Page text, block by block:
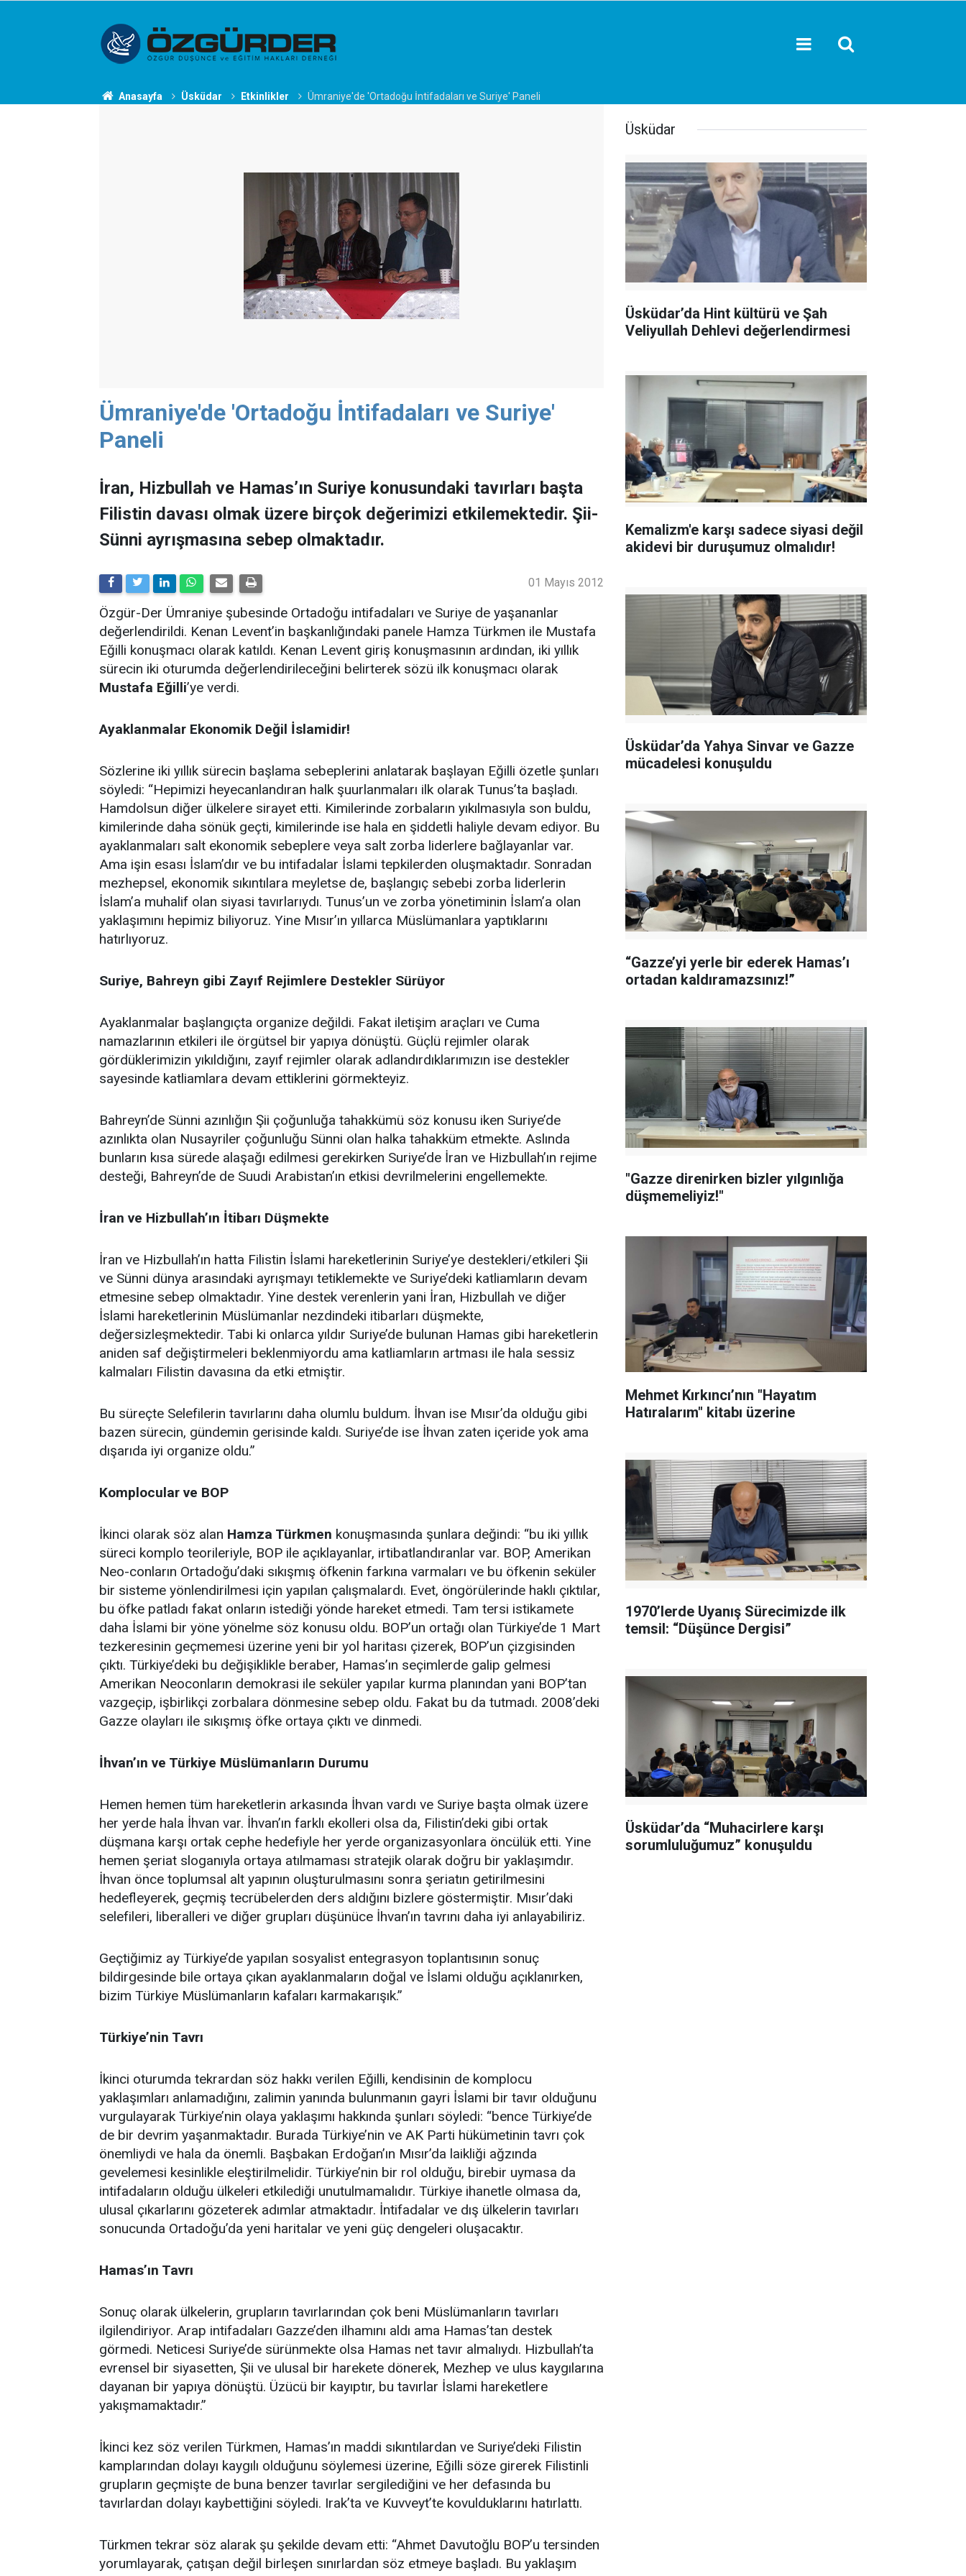
Anasayfa Üsküdar Etkinlikler Ümraniye'de 'Ortadoğu İntifadaları ve Suriye' Paneli
Ümraniye'de 'Ortadoğu İntifadaları ve Suriye'
Paneli
İran, Hizbullah ve Hamas’ın Suriye konusundaki tavırları başta
Filistin davası olmak üzere birçok değerimizi etkilemektedir. Şii-
Sünni ayrışmasına sebep olmaktadır.
01 Mayıs 2012
Özgür-Der Ümraniye şubesinde Ortadoğu intifadaları ve Suriye de yaşananlar
değerlendirildi. Kenan Levent’in başkanlığındaki panele Hamza Türkmen ile Mustafa
Eğilli konuşmacı olarak katıldı. Kenan Levent giriş konuşmasının ardından, iki yıllık
sürecin iki oturumda değerlendirileceğini belirterek sözü ilk konuşmacı olarak
Mustafa Eğilli’ye verdi.
Ayaklanmalar Ekonomik Değil İslamidir!
Sözlerine iki yıllık sürecin başlama sebeplerini anlatarak başlayan Eğilli özetle şunları
söyledi: “Hepimizi heyecanlandıran halk şuurlanmaları ilk olarak Tunus’ta başladı.
Hamdolsun diğer ülkelere sirayet etti. Kimilerinde zorbaların yıkılmasıyla son buldu,
kimilerinde daha sönük geçti, kimilerinde ise hala en şiddetli haliyle devam ediyor. Bu
ayaklanmaları salt ekonomik sebeplere veya salt zorba liderlere bağlayanlar var.
Ama işin esası İslam’dır ve bu intifadalar İslami tepkilerden oluşmaktadır. Sonradan
mezhepsel, ekonomik sıkıntılara meyletse de, başlangıç sebebi zorba liderlerin
İslam’a muhalif olan siyasi tavırlarıydı. Tunus’un ve zorba yönetiminin İslam’a olan
yaklaşımını hepimiz biliyoruz. Yine Mısır’ın yıllarca Müslümanlara yaptıklarını
hatırlıyoruz.
Suriye, Bahreyn gibi Zayıf Rejimlere Destekler Sürüyor
Ayaklanmalar başlangıçta organize değildi. Fakat iletişim araçları ve Cuma
namazlarının etkileri ile örgütsel bir yapıya dönüştü. Güçlü rejimler olarak
gördüklerimizin yıkıldığını, zayıf rejimler olarak adlandırdıklarımızın ise destekler
sayesinde katliamlara devam ettiklerini görmekteyiz.
Bahreyn’de Sünni azınlığın Şii çoğunluğa tahakkümü söz konusu iken Suriye’de
azınlıkta olan Nusayriler çoğunluğu Sünni olan halka tahakküm etmekte. Aslında
bunların kısa sürede alaşağı edilmesi gerekirken Suriye’de İran ve Hizbullah’ın rejime
desteği, Bahreyn’de de Suudi Arabistan’ın etkisi devrilmelerini engellemekte.
İran ve Hizbullah’ın İtibarı Düşmekte
İran ve Hizbullah’ın hatta Filistin İslami hareketlerinin Suriye’ye destekleri/etkileri Şii
ve Sünni dünya arasındaki ayrışmayı tetiklemekte ve Suriye’deki katliamların devam
etmesine sebep olmaktadır. Yine destek verenlerin yani İran, Hizbullah ve diğer
İslami hareketlerinin Müslümanlar nezdindeki itibarları düşmekte,
değersizleşmektedir. Tabi ki onlarca yıldır Suriye’de bulunan Hamas gibi hareketlerin
aniden saf değiştirmeleri beklenmiyordu ama katliamların artması ile hala sessiz
kalmaları Filistin davasına da etki etmiştir.
Bu süreçte Selefilerin tavırlarını daha olumlu buldum. İhvan ise Mısır’da olduğu gibi
bazen sürecin, gündemin gerisinde kaldı. Suriye’de ise İhvan zaten içeride yok ama
dışarıda iyi organize oldu.”
Komplocular ve BOP
İkinci olarak söz alan Hamza Türkmen konuşmasında şunlara değindi: “bu iki yıllık
süreci komplo teorileriyle, BOP ile açıklayanlar, irtibatlandıranlar var. BOP, Amerikan
Neo-conların Ortadoğu’daki sıkışmış öfkenin farkına varmaları ve bu öfkenin seküler
bir sisteme yönlendirilmesi için yapılan çalışmalardı. Evet, öngörülerinde haklı çıktılar,
bu öfke patladı fakat onların istediği yönde hareket etmedi. Tam tersi istikamete
daha İslami bir yöne yönelme söz konusu oldu. BOP’un ortağı olan Türkiye’de 1 Mart
tezkeresinin geçmemesi üzerine yeni bir yol haritası çizerek, BOP’un çizgisinden
çıktı. Türkiye’deki bu değişiklikle beraber, Hamas’ın seçimlerde galip gelmesi
Amerikan Neoconların demokrasi ile seküler yapılar kurma planından yani BOP’tan
vazgeçip, işbirlikçi zorbalara dönmesine sebep oldu. Fakat bu da tutmadı. 2008’deki
Gazze olayları ile sıkışmış öfke ortaya çıktı ve dinmedi.
İhvan’ın ve Türkiye Müslümanların Durumu
Hemen hemen tüm hareketlerin arkasında İhvan vardı ve Suriye başta olmak üzere
her yerde hala İhvan var. İhvan’ın farklı ekolleri olsa da, Filistin’deki gibi ortak
düşmana karşı ortak cephe hedefiyle her yerde organizasyonlara öncülük etti. Yine
hemen şeriat sloganıyla ortaya atılmaması stratejik olarak doğru bir yaklaşımdır.
İhvan önce toplumsal alt yapının oluşturulmasını sonra şeriatın getirilmesini
hedefleyerek, geçmiş tecrübelerden ders aldığını bizlere göstermiştir. Mısır’daki
selefileri, liberalleri ve diğer grupları düşünüce İhvan’ın tavrını daha iyi anlayabiliriz.
Geçtiğimiz ay Türkiye’de yapılan sosyalist entegrasyon toplantısının sonuç
bildirgesinde bile ortaya çıkan ayaklanmaların doğal ve İslami olduğu açıklanırken,
bizim Türkiye Müslümanların kafaları karmakarışık.”
Türkiye’nin Tavrı
İkinci oturumda tekrardan söz hakkı verilen Eğilli, kendisinin de komplocu
yaklaşımları anlamadığını, zalimin yanında bulunmanın gayri İslami bir tavır olduğunu
vurgulayarak Türkiye’nin olaya yaklaşımı hakkında şunları söyledi: “bence Türkiye’de
de bir devrim yaşanmaktadır. Burada Türkiye’nin ve AK Parti hükümetinin tavrı çok
önemliydi ve hala da önemli. Başbakan Erdoğan’ın Mısır’da laikliği ağzında
gevelemesi kesinlikle eleştirilmelidir. Türkiye’nin bir rol olduğu, birebir uymasa da
intifadaların olduğu ülkeleri etkilediği unutulmamalıdır. Türkiye ihanetle olmasa da,
ulusal çıkarlarını gözeterek adımlar atmaktadır. İntifadalar ve dış ülkelerin tavırları
sonucunda Ortadoğu’da yeni haritalar ve yeni güç dengeleri oluşacaktır.
Hamas’ın Tavrı
Sonuç olarak ülkelerin, grupların tavırlarından çok beni Müslümanların tavırları
ilgilendiriyor. Arap intifadaları Gazze’den ilhamını aldı ama Hamas’tan destek
görmedi. Neticesi Suriye’de sürünmekte olsa Hamas net tavır almalıydı. Hizbullah’ta
evrensel bir siyasetten, Şii ve ulusal bir harekete dönerek, Mezhep ve ulus kaygılarına
dayanan bir yapıya dönüştü. Üzücü bir kayıptır, bu tavırlar İslami hareketlere
yakışmamaktadır.”
İkinci kez söz verilen Türkmen, Hamas’ın maddi sıkıntılardan ve Suriye’deki Filistin
kamplarından dolayı kaygılı olduğunu söylemesi üzerine, Eğilli söze girerek Filistinli
grupların geçmişte de buna benzer tavırlar sergilediğini ve her defasında bu
tavırlardan dolayı kaybettiğini söyledi. Irak’ta ve Kuvveyt’te kovulduklarını hatırlattı.
Türkmen tekrar söz alarak şu şekilde devam etti: “Ahmet Davutoğlu BOP’u tersinden
yorumlayarak, çatışan değil birleşen sınırlardan söz etmeye başladı. Bu yaklaşım
Üsküdar
Üsküdar’da Hint kültürü ve Şah
Veliyullah Dehlevi değerlendirmesi
Kemalizm'e karşı sadece siyasi değil
akidevi bir duruşumuz olmalıdır!
Üsküdar’da Yahya Sinvar ve Gazze
mücadelesi konuşuldu
“Gazze’yi yerle bir ederek Hamas’ı
ortadan kaldıramazsınız!”
"Gazze direnirken bizler yılgınlığa
düşmemeliyiz!"
Mehmet Kırkıncı’nın "Hayatım
Hatıralarım" kitabı üzerine
1970’lerde Uyanış Sürecimizde ilk
temsil: “Düşünce Dergisi”
Üsküdar’da “Muhacirlere karşı
sorumluluğumuz” konuşuldu